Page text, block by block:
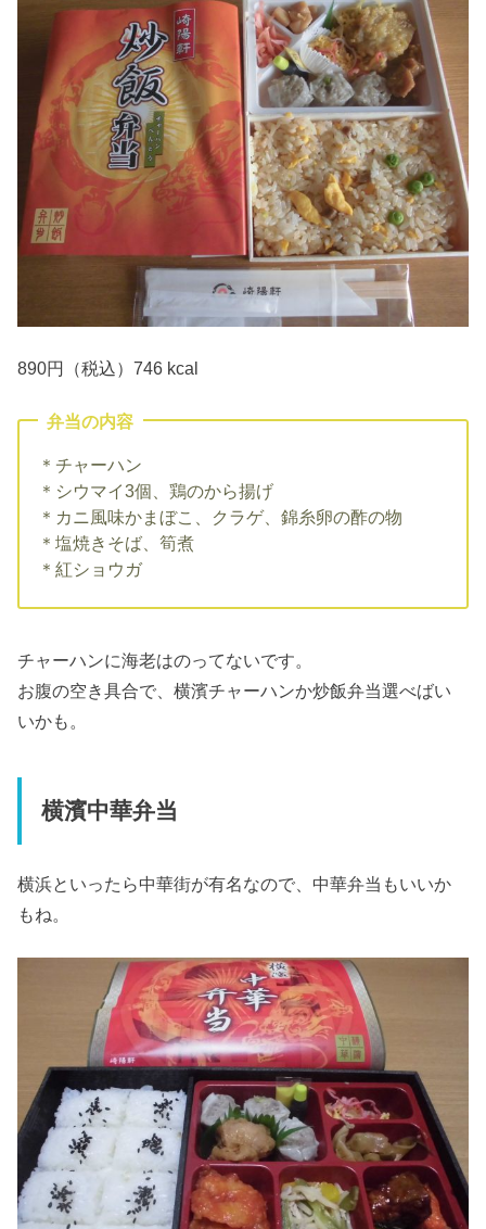
890円（税込）746 kcal
弁当の内容
＊チャーハン
＊シウマイ3個、鶏のから揚げ
＊カニ風味かまぼこ、クラゲ、錦糸卵の酢の物
＊塩焼きそば、筍煮
＊紅ショウガ
チャーハンに海老はのってないです。
お腹の空き具合で、横濱チャーハンか炒飯弁当選べばい
いかも。
横濱中華弁当
横浜といったら中華街が有名なので、中華弁当もいいか
もね。